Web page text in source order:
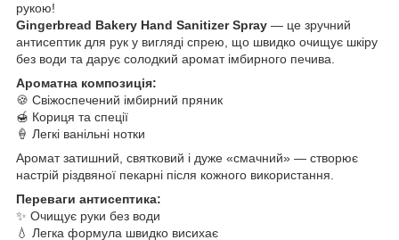
рукою!
Gingerbread Bakery Hand Sanitizer Spray — це зручний
антисептик для рук у вигляді спрею, що швидко очищує шкіру
без води та дарує солодкий аромат імбирного печива.
Ароматна композиція:
🍪 Свіжоспечений імбирний пряник
🍯 Кориця та спеції
🍦 Легкі ванільні нотки
Аромат затишний, святковий і дуже «смачний» — створює
настрій різдвяної пекарні після кожного використання.
Переваги антисептика:
✨ Очищує руки без води
💧 Легка формула швидко висихає